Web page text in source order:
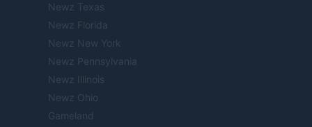
Newz Texas
Newz Florida
Newz New York
Newz Pennsylvania
Newz Illinois
Newz Ohio
Gameland